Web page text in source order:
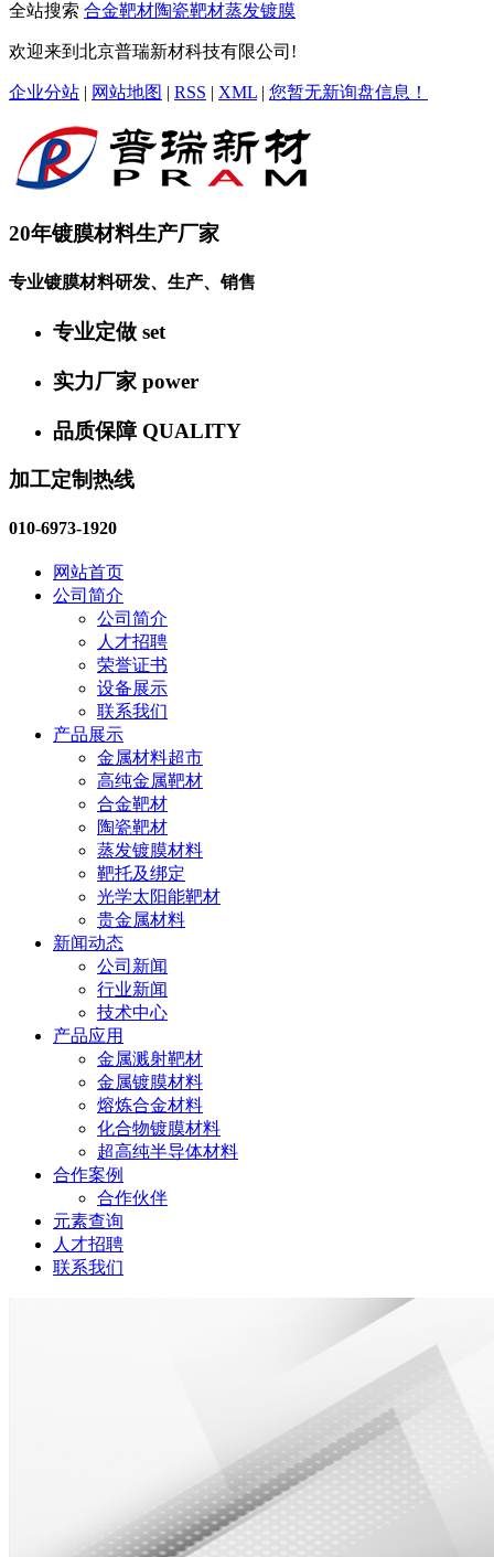
全站搜索 合金靶材陶瓷靶材蒸发镀膜
欢迎来到北京普瑞新材科技有限公司!
企业分站 | 网站地图 | RSS | XML | 您暂无新询盘信息！
20年镀膜材料生产厂家
专业镀膜材料研发、生产、销售
专业定做 set
实力厂家 power
品质保障 QUALITY
加工定制热线
010-6973-1920
网站首页
公司简介
公司简介
人才招聘
荣誉证书
设备展示
联系我们
产品展示
金属材料超市
高纯金属靶材
合金靶材
陶瓷靶材
蒸发镀膜材料
靶托及绑定
光学太阳能靶材
贵金属材料
新闻动态
公司新闻
行业新闻
技术中心
产品应用
金属溅射靶材
金属镀膜材料
熔炼合金材料
化合物镀膜材料
超高纯半导体材料
合作案例
合作伙伴
元素查询
人才招聘
联系我们